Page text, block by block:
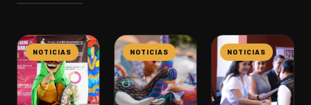
NOTICIAS NOTICIAS NOTICIAS